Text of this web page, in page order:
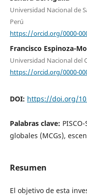
Universidad Nacional de
Perú
https://orcid.org/0000-
Francisco Espinoza-
Universidad Nacional del
https://orcid.org/0000-
DOI: https://doi.org/
Palabras clave:
globales (MCGs),
Resumen
El objetivo de esta